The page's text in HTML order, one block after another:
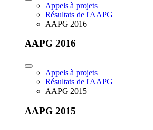
Appels à projets
Résultats de l'AAPG
AAPG 2016
AAPG 2016
Appels à projets
Résultats de l'AAPG
AAPG 2015
AAPG 2015